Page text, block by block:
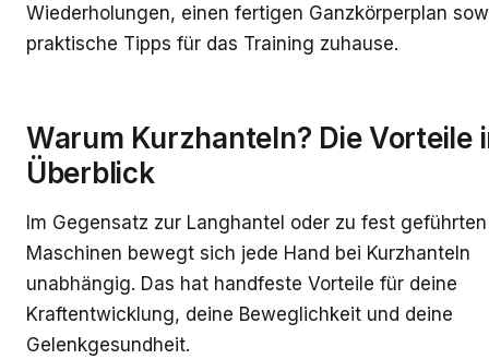
Wiederholungen, einen fertigen Ganzkörperplan
praktische Tipps für das Training zuhause.
Warum Kurzhanteln? Die Vorteile
Überblick
Im Gegensatz zur Langhantel oder zu fest geführten
Maschinen bewegt sich jede Hand bei Kurzhanteln
unabhängig. Das hat handfeste Vorteile für deine
Kraftentwicklung, deine Beweglichkeit und deine
Gelenkgesundheit.